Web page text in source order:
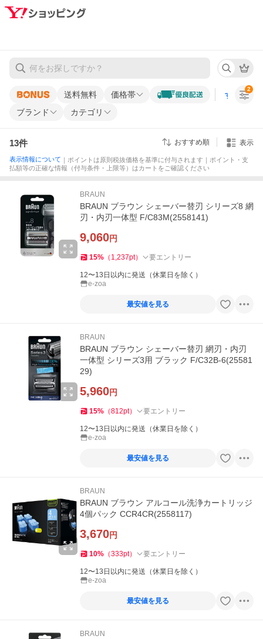
送料無料 価格帯 すべての条
ブランド カテゴリ
2
13件 おすすめ順 表示
表示情報について ｜ポイントは原則税抜価格を基準に付与されます｜ポイント・支
払額等の正確な情報（付与条件・上限等）はカートをご確認ください
BRAUN
BRAUN ブラウン シェーバー替刃 シリーズ8 網
刃・内刃一体型 F/C83M(2558141)
9,060円
15% （ 1,237pt） 要エントリー
12〜13日以内に発送（休業日を除く）
e-zoa
最安値を見る
BRAUN
BRAUN ブラウン シェーバー替刃 網刃・内刃
一体型 シリーズ3用 ブラック F/C32B-6(25581
29)
5,960円
15% （812pt） 要エントリー
12〜13日以内に発送（休業日を除く）
e-zoa
最安値を見る
BRAUN
BRAUN ブラウン アルコール洗浄カートリッジ
4個パック CCR4CR(2558117)
3,670円
10% （333pt） 要エントリー
12〜13日以内に発送（休業日を除く）
e-zoa
最安値を見る
BRAUN